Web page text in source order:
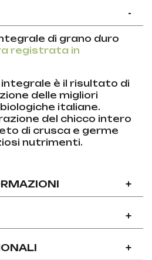
-
di grano duro
registrata in
è il risultato di
delle migliori
italiane.
del chicco intero
di crusca e germe
nutrimenti.
+
+
+